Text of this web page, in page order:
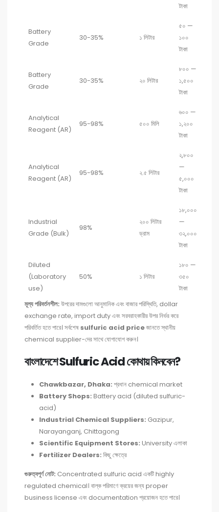
টাকা
Battery
Grade
30-35% ১ লিটার
৫০ —
১০০
টাকা
Battery
Grade
30-35% ২০ লিটার
৮০০ —
১,৫০০
টাকা
Analytical
Reagent (AR)
95-98% ৫০০ মিলি
৬০০ —
১,২০০
টাকা
Analytical
Reagent (AR)
95-98% ২.৫ লিটার
২,৮০০
—
৫,০০০
টাকা
Industrial
Grade (Bulk)
98%
২০০ লিটার
ড্রাম
১৮,০০০
—
৩২,০০০
টাকা
Diluted
(Laboratory
use)
50% ১ লিটার
১৮০ —
৩৫০
টাকা
মূল্য পরিবর্তনশীল: উপরের দামগুলো আনুমানিক এবং বাজার পরিস্থিতি, dollar
exchange rate, import duty এবং সরবরাহকারীর উপর নির্ভর করে
পরিবর্তিত হতে পারে। সর্বশেষ sulfuric acid priceজানতে স্থানীয়
chemical supplier-দের সাথে যোগাযোগ করুন।
বাংলাদেশে Sulfuric Acid কোথায় কিনবেন?
Chawkbazar, Dhaka: প্রধান chemical market
Battery Shops: Battery acid (diluted sulfuric-
acid)
Industrial Chemical Suppliers: Gazipur,
Narayanganj, Chittagong
Scientific Equipment Stores: University এলাকা
Fertilizer Dealers: কিছু ক্ষেত্রে
গুরুত্বপূর্ণ নোট: Concentrated sulfuric acid একটি highly
regulated chemical। বাল্ক পরিমাণে ক্রয়ের জন্য proper
business license এবং documentation প্রয়োজন হতে পারে।